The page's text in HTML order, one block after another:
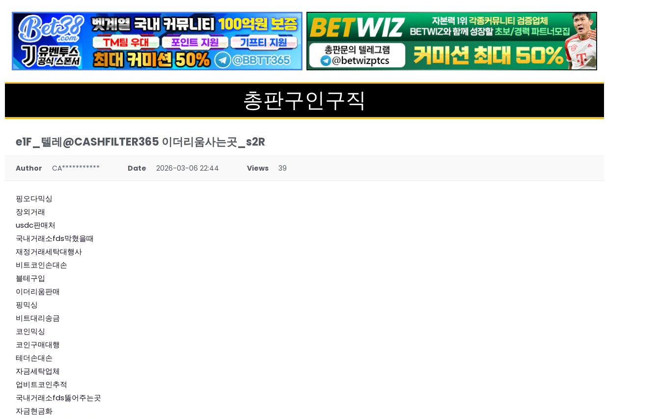
총판구인구직
e1F_텔레@CASHFILTER365 이더리움사는곳_s2R
Author CA*********** Date 2026-03-06 22:44 Views 39
핑오다믹싱
장외거래
usdc판매처
국내거래소fds막혔을때
재정거래세탁대행사
비트코인손대손
블테구입
이더리움판매
핑믹싱
비트대리송금
코인믹싱
코인구매대행
테더손대손
자금세탁업체
업비트코인추적
국내거래소fds뚫어주는곳
자금현금화